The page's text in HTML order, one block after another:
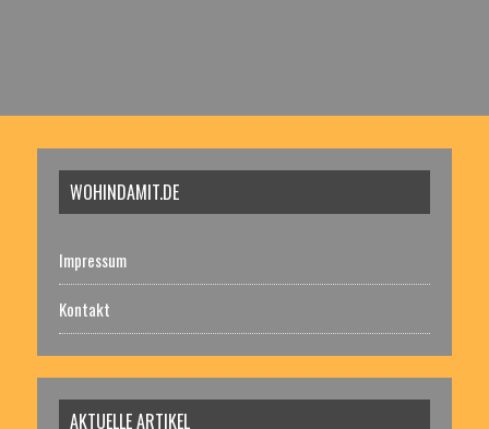
WOHINDAMIT.DE
Impressum
Kontakt
AKTUELLE ARTIKEL